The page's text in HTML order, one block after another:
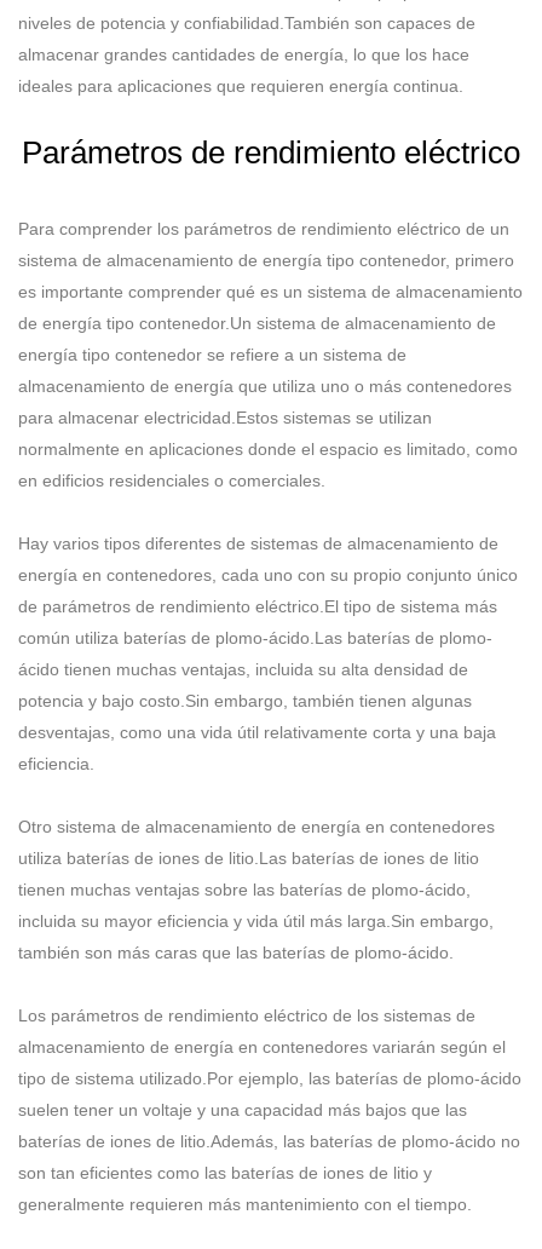
niveles de potencia y confiabilidad.También son capaces de
almacenar grandes cantidades de energía, lo que los hace
ideales para aplicaciones que requieren energía continua.
Parámetros de rendimiento eléctrico
Para comprender los parámetros de rendimiento eléctrico de un
sistema de almacenamiento de energía tipo contenedor, primero
es importante comprender qué es un sistema de almacenamiento
de energía tipo contenedor.Un sistema de almacenamiento de
energía tipo contenedor se refiere a un sistema de
almacenamiento de energía que utiliza uno o más contenedores
para almacenar electricidad.Estos sistemas se utilizan
normalmente en aplicaciones donde el espacio es limitado, como
en edificios residenciales o comerciales.
Hay varios tipos diferentes de sistemas de almacenamiento de
energía en contenedores, cada uno con su propio conjunto único
de parámetros de rendimiento eléctrico.El tipo de sistema más
común utiliza baterías de plomo-ácido.Las baterías de plomo-
ácido tienen muchas ventajas, incluida su alta densidad de
potencia y bajo costo.Sin embargo, también tienen algunas
desventajas, como una vida útil relativamente corta y una baja
eficiencia.
Otro sistema de almacenamiento de energía en contenedores
utiliza baterías de iones de litio.Las baterías de iones de litio
tienen muchas ventajas sobre las baterías de plomo-ácido,
incluida su mayor eficiencia y vida útil más larga.Sin embargo,
también son más caras que las baterías de plomo-ácido.
Los parámetros de rendimiento eléctrico de los sistemas de
almacenamiento de energía en contenedores variarán según el
tipo de sistema utilizado.Por ejemplo, las baterías de plomo-ácido
suelen tener un voltaje y una capacidad más bajos que las
baterías de iones de litio.Además, las baterías de plomo-ácido no
son tan eficientes como las baterías de iones de litio y
generalmente requieren más mantenimiento con el tiempo.